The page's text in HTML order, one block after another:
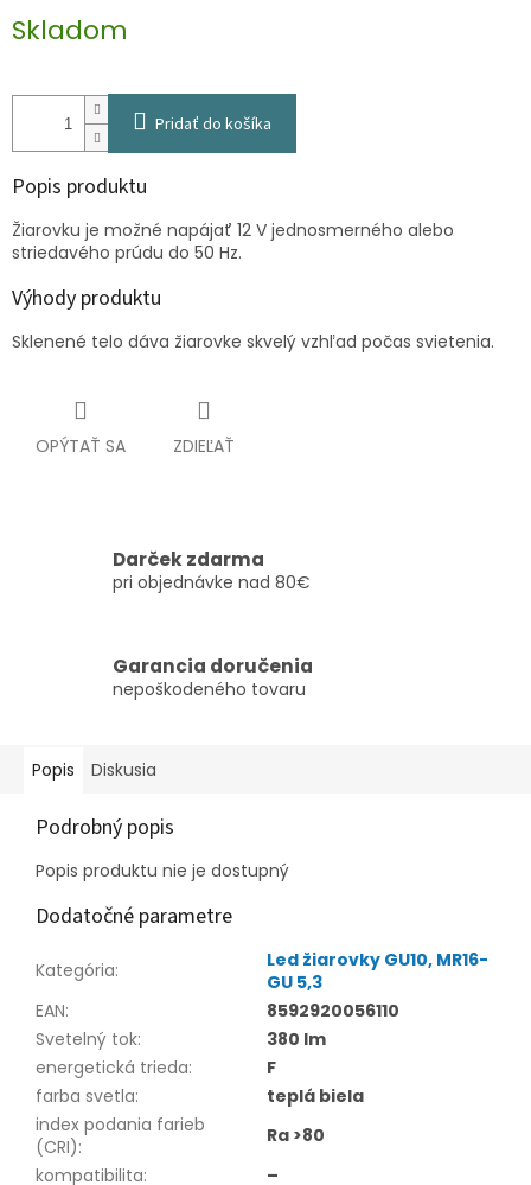
cena:
Skladom
Pridať do košíka
Popis produktu
Žiarovku je možné napájať 12 V jednosmerného alebo
striedavého prúdu do 50 Hz.
Výhody produktu
Sklenené telo dáva žiarovke skvelý vzhľad počas svietenia.
OPÝTAŤ SA ZDIEĽAŤ
Darček zdarma
pri objednávke nad 80€
Garancia doručenia
nepoškodeného tovaru
Popis Diskusia
Podrobný popis
Popis produktu nie je dostupný
Dodatočné parametre
Kategória:
Led žiarovky GU10, MR16-
GU 5,3
EAN:
8592920056110
Svetelný tok:
380 lm
energetická trieda:
F
farba svetla:
teplá biela
index podania farieb
(CRI):
Ra >80
kompatibilita: –